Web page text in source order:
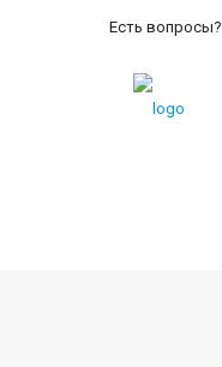
Есть вопросы?